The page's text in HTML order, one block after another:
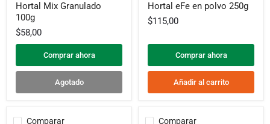
Mix
Granulado
100g
Hortal Mix Granulado
100g
$58,00
Comprar ahora
Agotado
eFe
en
polvo
Hortal eFe en polvo 250g
$115,00
Comprar ahora
Añadir al carrito
Comparar Comparar